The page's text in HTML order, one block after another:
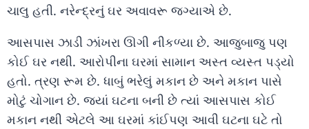
ચાલુ હતી. નરેન્દ્રનું ઘર અવાવરૂ જગ્યાએ છે.
આસપાસ ઝાડી ઝાંખરા ઊગી નીકળ્યા છે. આજુબાજુ પણ
કોઈ ઘર નથી. આરોપીના ઘરમાં સામાન અસ્ત વ્યસ્ત પડ્યો
હતો. ત્રણ રૂમ છે. ધાબું ભરેલું મકાન છે અને મકાન પાસે
મોટું ચોગાન છે. જ્યાં ઘટના બની છે ત્યાં આસપાસ કોઈ
મકાન નથી એટલે આ ઘરમાં કાંઈપણ આવી ઘટના ઘટે તો